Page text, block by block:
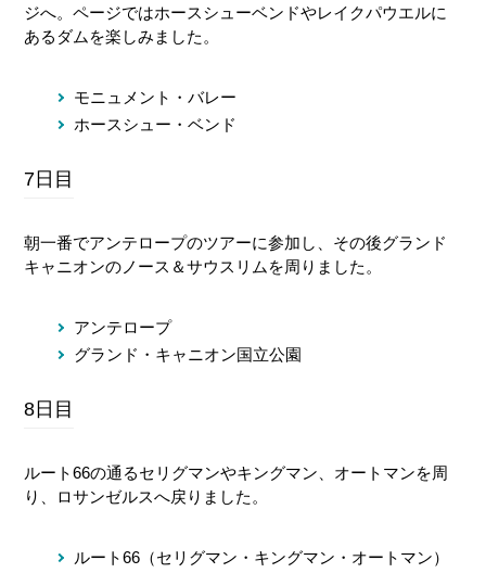
ジへ。ページではホースシューベンドやレイクパウエルに
あるダムを楽しみました。
モニュメント・バレー
ホースシュー・ベンド
7日目
朝一番でアンテロープのツアーに参加し、その後グランド
キャニオンのノース＆サウスリムを周りました。
アンテロープ
グランド・キャニオン国立公園
8日目
ルート66の通るセリグマンやキングマン、オートマンを周
り、ロサンゼルスへ戻りました。
ルート66（セリグマン・キングマン・オートマン）